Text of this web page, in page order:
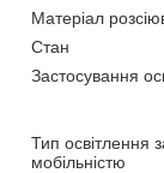
Матеріал
Стан
Застосування
Тип освітлення
мобільністю